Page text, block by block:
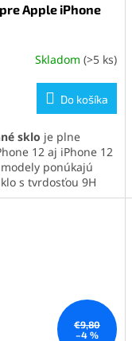
Apple iPhone
Skladom (>5 ks)
Do košíka
sklo je plne
12 aj iPhone 12
ponúkajú
s tvrdosťou 9H
telefónua
€9,80
–4 %